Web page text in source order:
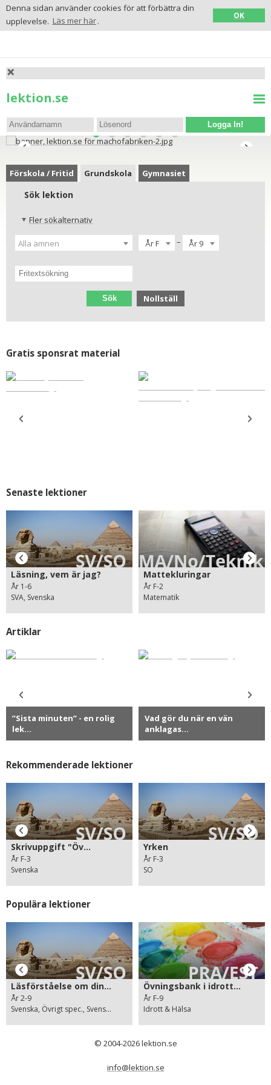
Denna sidan använder cookies för att förbättra din
upplevelse. Läs mer här.
OK
lektion.se
Logga In!
Förskola / Fritid Grundskola Gymnasiet
Sök lektion
Fler sökalternativ
Alla ämnen År F – År 9
Sök Nollställ
Gratis sponsrat material
Killar.se affischer
Senaste lektioner
Läsning, vem är jag?
År 1-6
SVA, Svenska
Mattekluringar
År F-2
Matematik
Artiklar
”Sista minuten” - en rolig
lek...
Vad gör du när en vän
anklagas...
Rekommenderade lektioner
Skrivuppgift "Öv...
År F-3
Svenska
Yrken
År F-3
SO
Populära lektioner
Läsförståelse om din...
År 2-9
Svenska, Övrigt spec., Svens...
Övningsbank i idrott...
År F-9
Idrott & Hälsa
© 2004-2026 lektion.se
info@lektion.se